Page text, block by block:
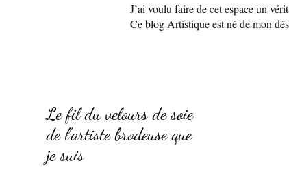
J’ai voulu faire de cet espace un
Ce blog Artistique est né de mon
Le fil du velours de soie
de l'artiste brodeuse que
je suis